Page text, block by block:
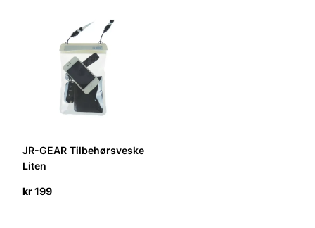
JR-GEAR Tilbehørsveske
Liten
kr199